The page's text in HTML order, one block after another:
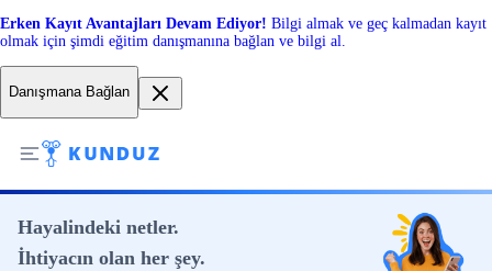
Erken Kayıt Avantajları Devam Ediyor! Bilgi almak ve geç kalmadan kayıt
olmak için şimdi eğitim danışmanına bağlan ve bilgi al.
Danışmana Bağlan
Hayalindeki netler.
İhtiyacın olan her şey.